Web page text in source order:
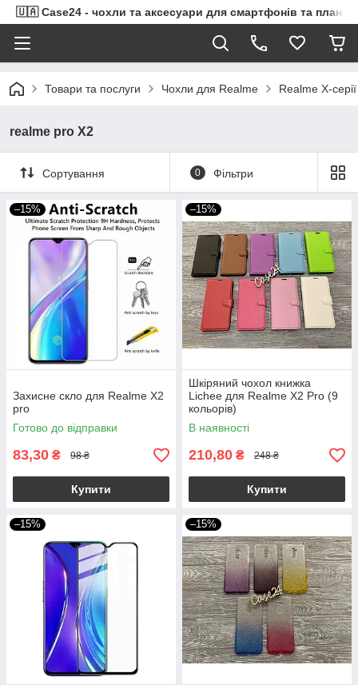
🇺🇦 Case24 - чохли та аксесуари для смартфонів та
Товари та послуги Чохли для Realme Realme X-серії
realme pro X2
Сортування 0 Фільтри
–15%
Захисне скло для Realme X2
pro
Готово до відправки
83,30 ₴ 98 ₴
Купити
–15%
Шкіряний чохол книжка
Lichee для Realme X2 Pro (9
кольорів)
В наявності
210,80 ₴ 248 ₴
Купити
–15% –15%